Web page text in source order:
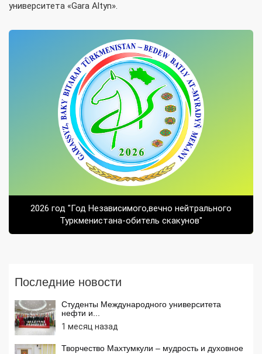
университета «Gara Altyn».
2026 год "Год Независимого,вечно нейтрального
Туркменистана-обитель скакунов"
Последние новости
Студенты Международного университета
нефти и...
1 месяц назад
Творчество Махтумкули – мудрость и духовное